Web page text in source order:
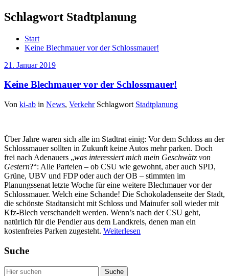
Schlagwort Stadtplanung
Start
Keine Blechmauer vor der Schlossmauer!
21. Januar 2019
Keine Blechmauer vor der Schlossmauer!
Von ki-ab in News, Verkehr Schlagwort Stadtplanung
Über Jahre waren sich alle im Stadtrat einig: Vor dem Schloss an der
Schlossmauer sollten in Zukunft keine Autos mehr parken. Doch
frei nach Adenauers „was interessiert mich mein Geschwätz von
Gestern?“: Alle Parteien – ob CSU wie gewohnt, aber auch SPD,
Grüne, UBV und FDP oder auch der OB – stimmten im
Planungssenat letzte Woche für eine weitere Blechmauer vor der
Schlossmauer. Welch eine Schande! Die Schokoladenseite der Stadt,
die schönste Stadtansicht mit Schloss und Mainufer soll wieder mit
Kfz-Blech verschandelt werden. Wenn’s nach der CSU geht,
natürlich für die Pendler aus dem Landkreis, denen man ein
kostenfreies Parken zugesteht. Weiterlesen
Suche